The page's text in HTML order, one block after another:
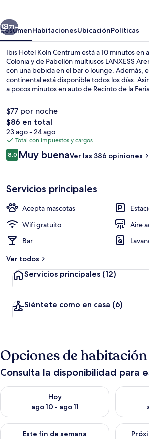
Siguiente
71+
ResumenHabitacionesUbicaciónPolíticas
Ibis Hotel Köln Centrum está a 10 minutos en
Colonia y de Pabellón multiusos LANXESS
con una bebida en el bar o lounge. Además,
continental está disponible todos los días.
a pocos minutos en auto de Recinto de la
transporte público: Estación de U-Bahn
minutos y Estación de U-Bahn Zülpicher Platz
$77 por noche
El
precio
total
es
de
$86 en total
23 ago - 24 ago
Total con impuestos y cargos
Opiniones
8.08.0 de 10,
Muy buenaVer las 386 opiniones
Servicios principales
Acepta mascotas
Wifi gratuito
Aire
Bar
Ver todos
Servicios principales (12)
Siéntete como en casa (6)
Opciones de habitación
Consulta la disponibilidad para
Hoy
ago 10 - ago 11
Consulta la disponibilidad para hoy ago 10
Este fin de semana
Consulta la disponibilidad para este fin